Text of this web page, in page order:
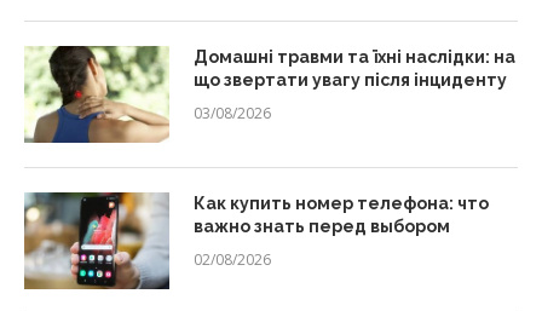
Домашні травми та їхні наслідки: на
що звертати увагу після інциденту
03/08/2026
Как купить номер телефона: что
важно знать перед выбором
02/08/2026